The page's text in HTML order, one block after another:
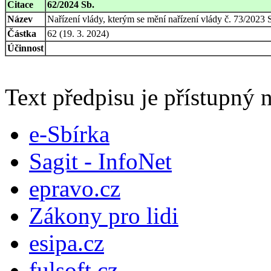
Citace
62/2024 Sb.
Název
Nařízení vlády, kterým se mění nařízení vlády č. 73/2023
Částka
62 (19. 3. 2024)
Účinnost
Text předpisu je přístupný
e-Sbírka
Sagit - InfoNet
epravo.cz
Zákony pro lidi
esipa.cz